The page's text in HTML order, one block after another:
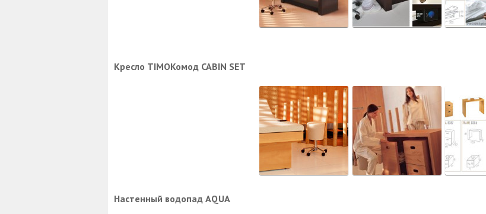
Кресло TIMOКомод CABIN SET
Настенный водопад AQUA